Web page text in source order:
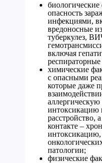
опасность
инфекциями,
вредоносные
туберкулез,
включая
химические
с опасными
которые даже
интоксикацию
расстройство,
контакте –
интоксикацию,
патологии;
физические